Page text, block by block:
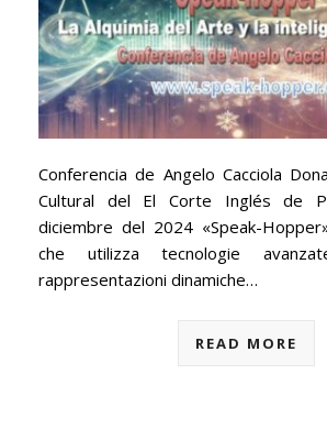
Conferencia de Angelo Cacciola
Cultural del El Corte Inglés de
diciembre del 2024 «Speak-
che utilizza tecnologie
rappresentazioni dinamiche…
READ MORE